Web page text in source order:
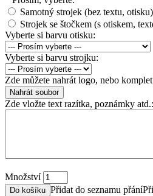
Samotný strojek (bez textu, otisku)
Strojek se štočkem (s otiskem,
Vyberte si barvu otisku:
Vyberte si barvu strojku:
Zde můžete nahrát logo, nebo
Zde vložte text razítka, poznámky atd.:
Množství
Do košíku Přidat do seznamu přání